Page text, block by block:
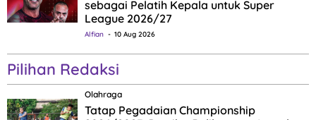
sebagai Pelatih Kepala untuk Super
League 2026/27
Alfian 10 Aug 2026
Pilihan Redaksi
Olahraga
Tatap Pegadaian Championship